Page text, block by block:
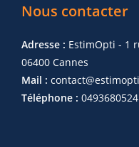
Nous contacter
Adresse : EstimOpti - 1
06400 Cannes
Mail :
Téléphone : 0493680524